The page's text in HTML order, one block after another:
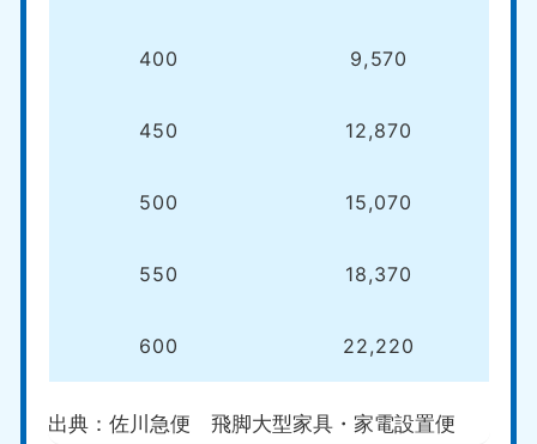
400 9,570
450 12,870
500 15,070
550 18,370
600 22,220
出典：佐川急便 飛脚大型家具・家電設置便